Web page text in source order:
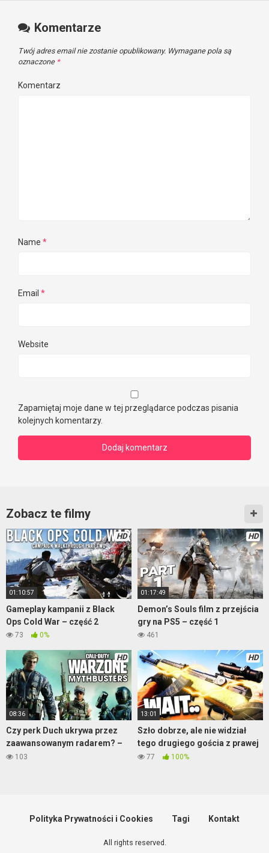
Komentarze
Twój adres email nie zostanie opublikowany. Wymagane pola są
oznaczone *
Komentarz
Name *
Email *
Website
Zapamiętaj moje dane w tej przeglądarce podczas pisania
kolejnych komentarzy.
Zobacz te filmy
HD
01:10:57
Gameplay kampanii z Black
Ops Cold War – część 2
73 0%
HD
01:17:49
Demon’s Souls film z przejścia
gry na PS5 – część 1
461
HD
08:36
Czy perk Duch ukrywa przez
zaawansowanym radarem? –
Warzone
103
HD
13:01
Szło dobrze, ale nie widział
tego drugiego gościa z prawej
– Warzone
77 100%
Polityka Prywatności i Cookies Tagi Kontakt
All rights reserved.